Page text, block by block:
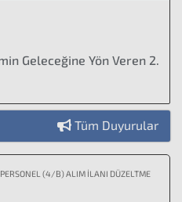
Geleceğine Yön Veren 2.
Tüm Duyurular
PERSONEL (4/B) ALIM İLANI DÜZELTME